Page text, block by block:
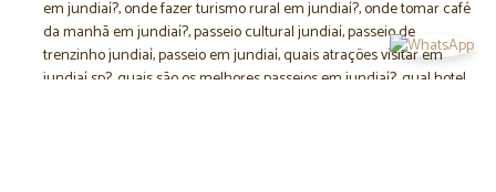
em jundiaí?,onde fazer turismo rural em jundiaí?,onde tomar café
da manhã em jundiaí?,passeio cultural jundiaí,passeio de
trenzinho jundiaí,passeio em jundiaí,quais atrações visitar em
jundiaí sp? quais são os melhores passeios em jundiaí? qual hotel